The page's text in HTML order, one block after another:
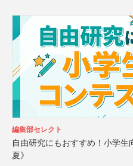
編集部セレクト
自由研究にもおすすめ！小学
夏》